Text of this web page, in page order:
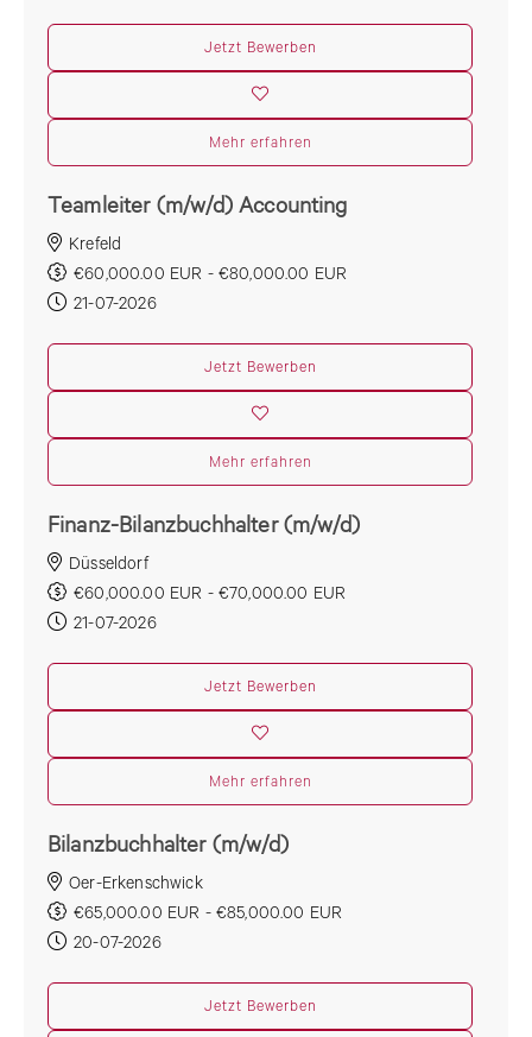
Jetzt Bewerben
Mehr erfahren
Teamleiter (m/w/d) Accounting
Krefeld
€60,000.00 EUR - €80,000.00 EUR
21-07-2026
Jetzt Bewerben
Mehr erfahren
Finanz-Bilanzbuchhalter (m/w/d)
Düsseldorf
€60,000.00 EUR - €70,000.00 EUR
21-07-2026
Jetzt Bewerben
Mehr erfahren
Bilanzbuchhalter (m/w/d)
Oer-Erkenschwick
€65,000.00 EUR - €85,000.00 EUR
20-07-2026
Jetzt Bewerben